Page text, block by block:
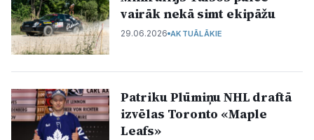
E-avīze
vairāk nekā simt ekipāžu
29.06.2026 AKTUĀLĀKIE
Patriku Plūmiņu NHL draftā
izvēlas Toronto «Maple
Leafs»